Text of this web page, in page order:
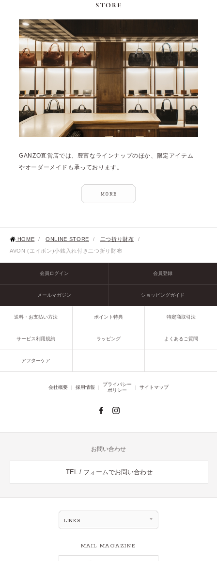
GANZO直営店では、豊富なラインナップのほか、限定アイテム
やオーダーメイドも承っております。
HOME / ONLINE STORE / 二つ折り財布
/
AVON (エイボン)小銭入れ付き二つ折り財布
会員ログイン 会員登録
メールマガジン ショッピングガイド
送料・お支払い方法 ポイント特典 特定商取引法
サービス利用規約 ラッピング よくあるご質問
アフターケア
会社概要 採用情報
プライバシー
ポリシー
サイトマップ
お問い合わせ
TEL / フォームでお問い合わせ
LINKS
MAIL MAGAZINE